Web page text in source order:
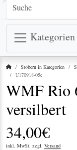
StartseiteStöbern in Kategorien
U170918-05e
WMF Rio
versilbert
34,00€
inkl. MwSt. zzgl. Versand